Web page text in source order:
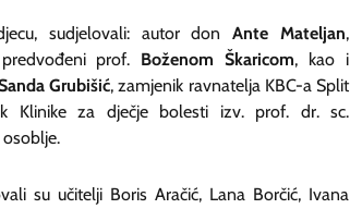
sudjelovali: autor donAnte Mateljan,
prof. Boženom Škaricom, kao i
Grubišić, zamjenik ravnatelja KBC-a Split
Klinike za dječje bolesti izv. prof. dr. sc.
su učitelji Boris Aračić, Lana Borčić, Ivana